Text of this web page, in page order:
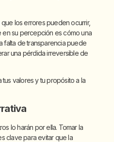
los errores pueden ocurrir,
su percepción es cómo una
falta de transparencia puede
una pérdida irreversible de
valores y tu propósito a la
lo harán por ella. Tomar la
clave para evitar que la